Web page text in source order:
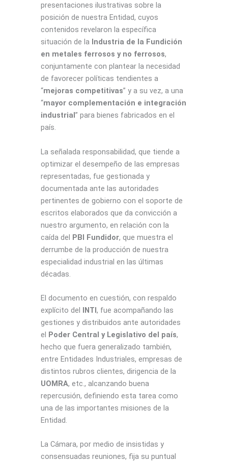
presentaciones ilustrativas sobre la
posición de nuestra Entidad, cuyos
contenidos revelaron la específica
situación de la Industria de la Fundición
en metales ferrosos y no ferrosos,
conjuntamente con plantear la necesidad
de favorecer políticas tendientes a
“mejoras competitivas” y a su vez, a una
“mayor complementación e integración
industrial ” para bienes fabricados en el
país.
La señalada responsabilidad, que tiende a
optimizar el desempeño de las empresas
representadas, fue gestionada y
documentada ante las autoridades
pertinentes de gobierno con el soporte de
escritos elaborados que da convicción a
nuestro argumento, en relación con la
caída del PBI Fundidor, que muestra el
derrumbe de la producción de nuestra
especialidad industrial en las últimas
décadas.
El documento en cuestión, con respaldo
explícito del INTI, fue acompañando las
gestiones y distribuidos ante autoridades
el Poder Central y Legislativo del país,
hecho que fuera generalizado también,
entre Entidades Industriales, empresas de
distintos rubros clientes, dirigencia de la
UOMRA, etc., alcanzando buena
repercusión, definiendo esta tarea como
una de las importantes misiones de la
Entidad.
La Cámara, por medio de insistidas y
consensuadas reuniones, fija su puntual